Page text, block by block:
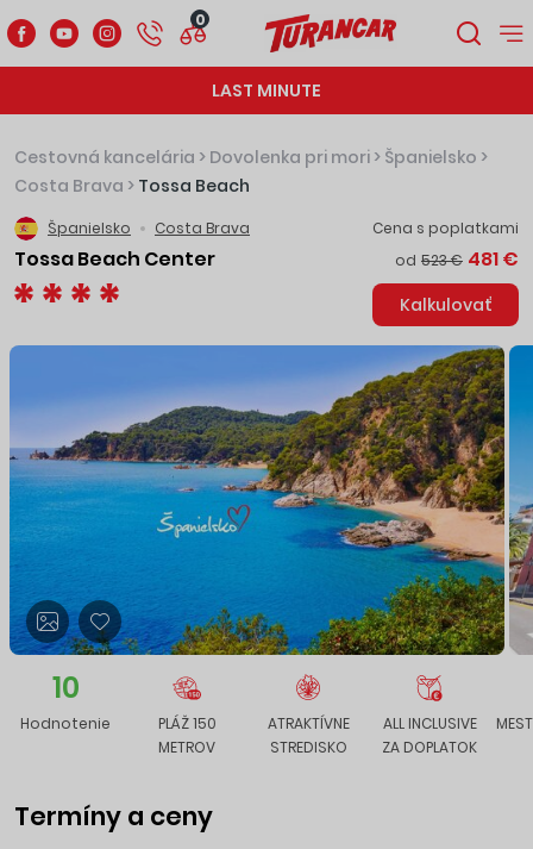
0
LAST MINUTE
Cestovná kancelária > Dovolenka pri mori > Španielsko >
Costa Brava > Tossa Beach
Španielsko Costa Brava
Tossa Beach Center
Cena s poplatkami
od 523 € 481 €
Kalkulovať
10
Hodnotenie
PLÁŽ 150
METROV
ATRAKTÍVNE
STREDISKO
ALL INCLUSIVE
ZA DOPLATOK
Termíny a ceny